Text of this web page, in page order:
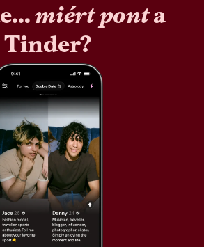
miért ponta
Tinder?